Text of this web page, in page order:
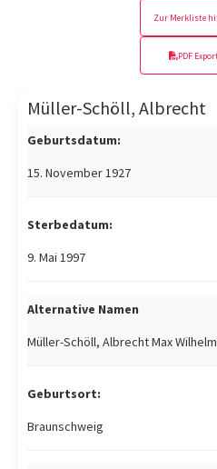
Zur Merkliste
PDF
Müller-Schöll, Albrecht
Geburtsdatum:
15. November 1927
Sterbedatum:
9. Mai 1997
Alternative Namen
Müller-Schöll, Albrecht Max Wilhelm
Geburtsort:
Braunschweig